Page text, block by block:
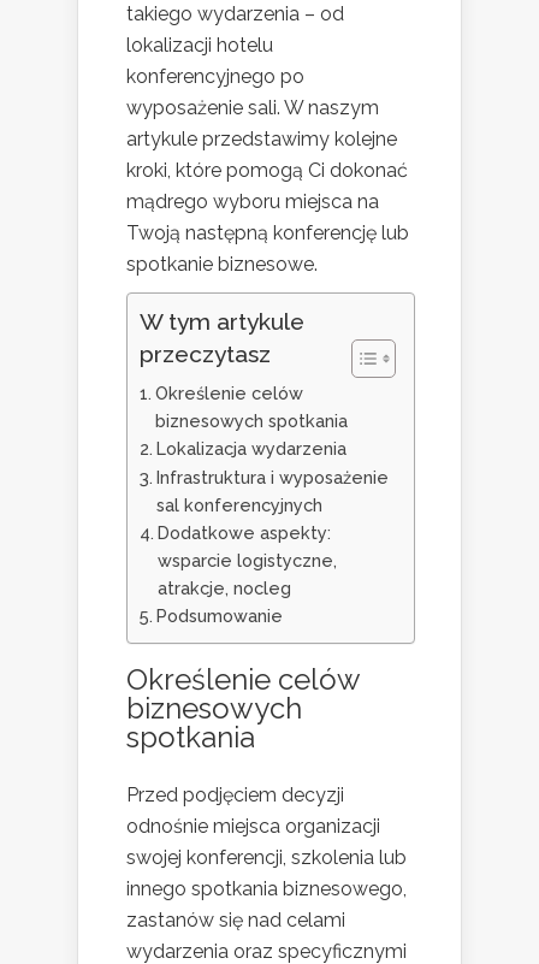
takiego wydarzenia – od
lokalizacji hotelu
konferencyjnego po
wyposażenie sali. W naszym
artykule przedstawimy kolejne
kroki, które pomogą Ci dokonać
mądrego wyboru miejsca na
Twoją następną konferencję lub
spotkanie biznesowe.
W tym artykule
przeczytasz
Określenie celów
biznesowych spotkania
Lokalizacja wydarzenia
Infrastruktura i wyposażenie
sal konferencyjnych
Dodatkowe aspekty:
wsparcie logistyczne,
atrakcje, nocleg
Podsumowanie
Określenie celów
biznesowych
spotkania
Przed podjęciem decyzji
odnośnie miejsca organizacji
swojej konferencji, szkolenia lub
innego spotkania biznesowego,
zastanów się nad celami
wydarzenia oraz specyficznymi